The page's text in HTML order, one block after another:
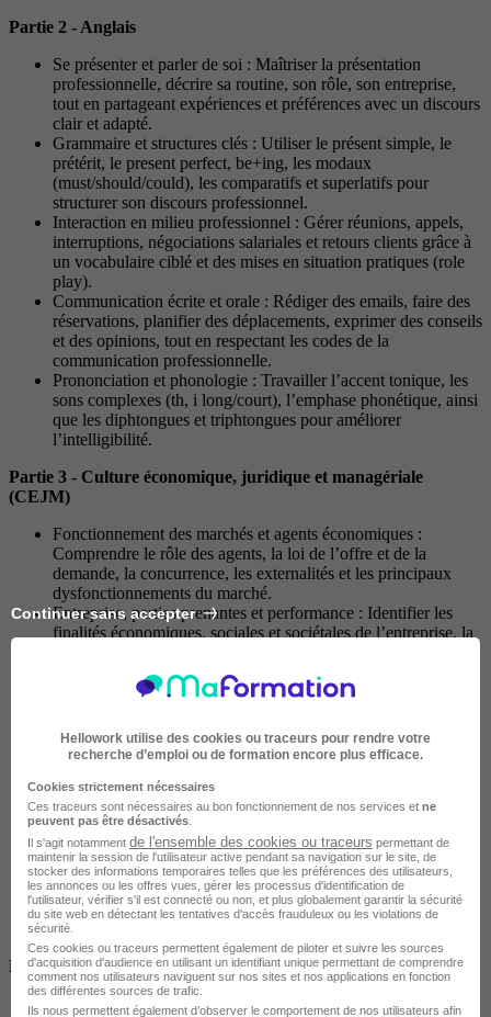
Partie 2 - Anglais
Se présenter et parler de soi : Maîtriser la présentation
professionnelle, décrire sa routine, son rôle, son entreprise,
tout en partageant expériences et préférences avec un discours
clair et adapté.
Grammaire et structures clés : Utiliser le présent simple, le
prétérit, le present perfect, be+ing, les modaux
(must/should/could), les comparatifs et superlatifs pour
structurer son discours professionnel.
Interaction en milieu professionnel : Gérer réunions, appels,
interruptions, négociations salariales et retours clients grâce à
un vocabulaire ciblé et des mises en situation pratiques (role
play).
Communication écrite et orale : Rédiger des emails, faire des
réservations, planifier des déplacements, exprimer des conseils
et des opinions, tout en respectant les codes de la
communication professionnelle.
Prononciation et phonologie : Travailler l’accent tonique, les
sons complexes (th, i long/court), l’emphase phonétique, ainsi
que les diphtongues et triphtongues pour améliorer
l’intelligibilité.
Partie 3 - Culture économique, juridique et managériale
(CEJM)
Fonctionnement des marchés et agents économiques :
Comprendre le rôle des agents, la loi de l’offre et de la
demande, la concurrence, les externalités et les principaux
dysfonctionnements du marché.
Entreprise, parties prenantes et performance : Identifier les
finalités économiques, sociales et sociétales de l’entreprise, la
(efficacité/efficience) et les outils de pilotage comme le
tableau de bord.
création d’entreprise, l’étude de marché, le business plan, les
styles de management, l’intrapreneuriat et les différentes
Environnement économique et cadre juridique : Étudier la
croissance, le chômage, l’inflation, le financement, la
propriété industrielle, le droit du travail, les contrats, la RGPD
et le droit du commerce en ligne.
Stratégie et outils d’analyse de l’entreprise : Mettre en œuvre
une stratégie d’entreprise à travers la chaîne de valeur, le
SWOT, le PESTEL, les forces de Porter et définir des
stratégies de positionnement ou de croissance.
Partie 4 - Relation client et négociation vente
Analyse du portefeuille clients : Évaluation régulière des
Continuer sans accepter
Hellowork utilise des cookies ou traceurs pour rendre votre
recherche d’emploi ou de formation encore plus efficace.
Cookies strictement nécessaires
Ces traceurs sont nécessaires au bon fonctionnement de nos services et ne
peuvent pas être désactivés
Il s'agit notamment de l'ensemble des cookies ou traceurs permettant de
maintenir la session de l'utilisateur active pendant sa navigation sur le site, de
stocker des informations temporaires telles que les préférences des utilisateurs,
les annonces ou les offres vues, gérer les processus d'identification de
l'utilisateur, vérifier s'il est connecté ou non, et plus globalement garantir la sécurité
du site web en détectant les tentatives d'accès frauduleux ou les violations de
sécurité.
Ces cookies ou traceurs permettent également de piloter et suivre les sources
d'acquisition d'audience en utilisant un identifiant unique permettant de comprendre
comment nos utilisateurs naviguent sur nos sites et nos applications en fonction
des différentes sources de trafic.
Ils nous permettent également d’observer le comportement de nos utilisateurs afin